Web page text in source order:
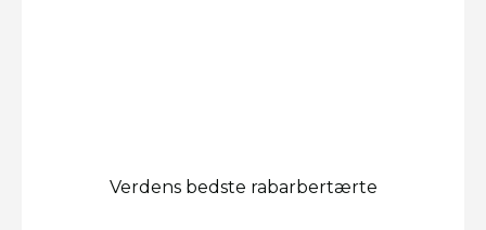
Verdens bedste rabarbertærte